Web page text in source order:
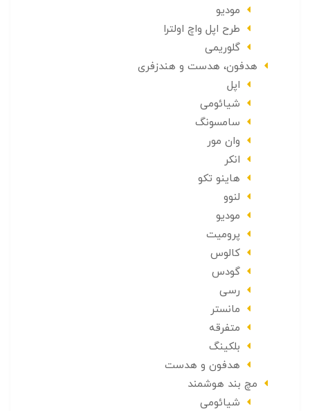
مودیو
طرح اپل واچ اولترا
گلوریمی
هدفون، هدست و هندزفری
اپل
شیائومی
سامسونگ
وان مور
انکر
هاینو تکو
لنوو
مودیو
پرومیت
کالوس
گودس
رسی
مانستر
متفرقه
بلکینگ
هدفون و هدست
مچ بند هوشمند
شیائومی